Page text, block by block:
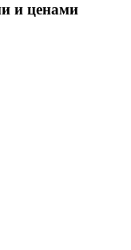
и ценами